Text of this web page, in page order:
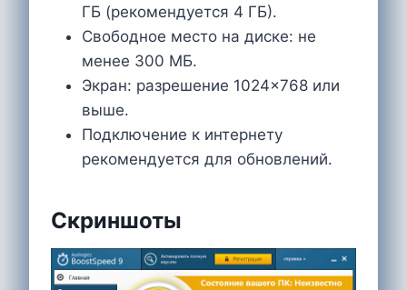
ГБ (рекомендуется 4 ГБ).
Свободное место на диске: не
менее 300 МБ.
Экран: разрешение 1024×768 или
выше.
Подключение к интернету
рекомендуется для обновлений.
Скриншоты